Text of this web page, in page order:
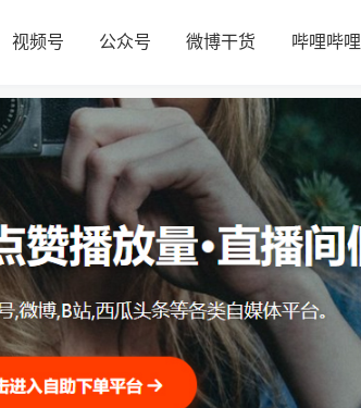
视频号 公众号 微博干货 哔哩哔哩